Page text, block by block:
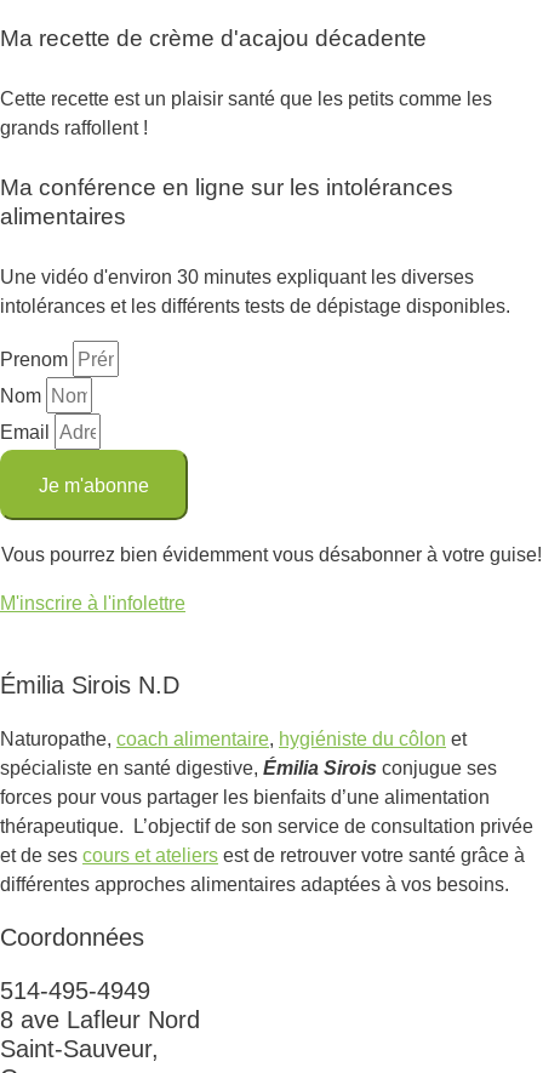
Ma recette de crème d'acajou décadente
Cette recette est un plaisir santé que les petits comme les
grands raffollent !
Ma conférence en ligne sur les intolérances
alimentaires
Une vidéo d'environ 30 minutes expliquant les diverses
intolérances et les différents tests de dépistage disponibles.
Prenom
Nom
Email
Je m'abonne
Vous pourrez bien évidemment vous désabonner à votre guise!
M'inscrire à l'infolettre
Émilia Sirois N.D
Naturopathe, coach alimentaire, hygiéniste du côlon et
spécialiste en santé digestive, Émilia Sirois conjugue ses
forces pour vous partager les bienfaits d’une alimentation
thérapeutique. L’objectif de son service de consultation privée
et de ses cours et ateliers est de retrouver votre santé grâce à
différentes approches alimentaires adaptées à vos besoins.
Coordonnées
514-495-4949
8 ave Lafleur Nord
Saint-Sauveur,